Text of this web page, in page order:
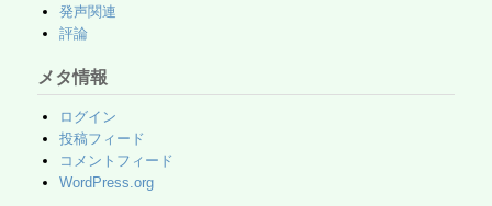
発声関連
評論
メタ情報
ログイン
投稿フィード
コメントフィード
WordPress.org